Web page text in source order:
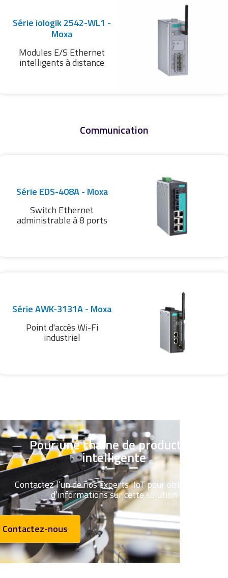
Série iologik 2542-WL1 -
Moxa
Modules E/S Ethernet
intelligents à distance
Communication
Série EDS-408A - Moxa
Switch Ethernet
administrable à 8 ports
Série AWK-3131A - Moxa
Point d'accès Wi-Fi
industriel
Pour une chaîne de production
intelligente
Contactez l’un de nos experts IIoT pour obtenir plus
d’informations sur cette solution
Contactez-nous